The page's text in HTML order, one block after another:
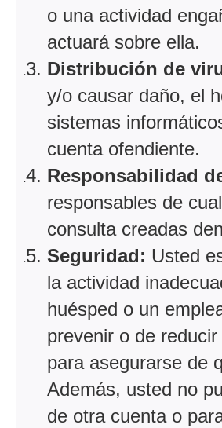
o una actividad
actuará sobre ella.
Distribución de
y/o causar daño, el
sistemas
cuenta ofendiente.
Responsabilidad
responsables de
consulta creadas
Seguridad: Usted
la actividad
huésped o un
prevenir o de
para asegurarse de
Además, usted no
de otra cuenta o